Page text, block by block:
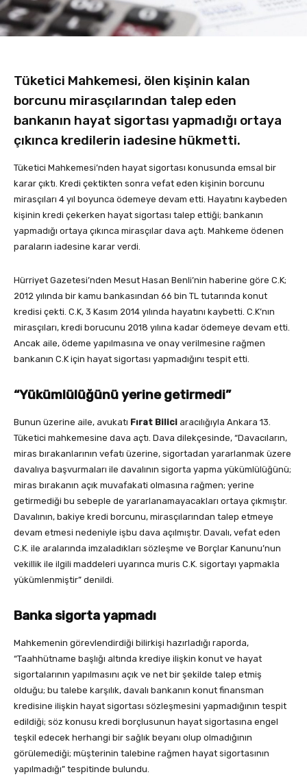
Tüketici Mahkemesi, ölen kişinin kalan
borcunu mirasçılarından talep eden
bankanın hayat sigortası yapmadığı ortaya
çıkınca kredilerin iadesine hükmetti.
Tüketici Mahkemesi’nden hayat sigortası konusunda emsal bir
karar çıktı. Kredi çektikten sonra vefat eden kişinin borcunu
mirasçıları 4 yıl boyunca ödemeye devam etti. Hayatını kaybeden
kişinin kredi çekerken hayat sigortası talep ettiği; bankanın
yapmadığı ortaya çıkınca mirasçılar dava açtı. Mahkeme ödenen
paraların iadesine karar verdi.
Hürriyet Gazetesi’nden Mesut Hasan Benli’nin haberine göre C.K;
2012 yılında bir kamu bankasından 66 bin TL tutarında konut
kredisi çekti. C.K, 3 Kasım 2014 yılında hayatını kaybetti. C.K’nın
mirasçıları, kredi borucunu 2018 yılına kadar ödemeye devam etti.
Ancak aile, ödeme yapılmasına ve onay verilmesine rağmen
bankanın C.K için hayat sigortası yapmadığını tespit etti.
“Yükümlülüğünü yerine getirmedi”
Bunun üzerine aile, avukatı Fırat Bilici aracılığıyla Ankara 13.
Tüketici mahkemesine dava açtı. Dava dilekçesinde, “Davacıların,
miras bırakanlarının vefatı üzerine, sigortadan yararlanmak üzere
davalıya başvurmaları ile davalının sigorta yapma yükümlülüğünü;
miras bırakanın açık muvafakati olmasına rağmen; yerine
getirmediği bu sebeple de yararlanamayacakları ortaya çıkmıştır.
Davalının, bakiye kredi borcunu, mirasçılarından talep etmeye
devam etmesi nedeniyle işbu dava açılmıştır. Davalı, vefat eden
C.K. ile aralarında imzaladıkları sözleşme ve Borçlar Kanunu’nun
vekillik ile ilgili maddeleri uyarınca muris C.K. sigortayı yapmakla
yükümlenmiştir” denildi.
Banka sigorta yapmadı
Mahkemenin görevlendirdiği bilirkişi hazırladığı raporda,
“Taahhütname başlığı altında krediye ilişkin konut ve hayat
sigortalarının yapılmasını açık ve net bir şekilde talep etmiş
olduğu; bu talebe karşılık, davalı bankanın konut finansman
kredisine ilişkin hayat sigortası sözleşmesini yapmadığının tespit
edildiği; söz konusu kredi borçlusunun hayat sigortasına engel
teşkil edecek herhangi bir sağlık beyanı olup olmadığının
görülemediği; müşterinin talebine rağmen hayat sigortasının
yapılmadığı” tespitinde bulundu.